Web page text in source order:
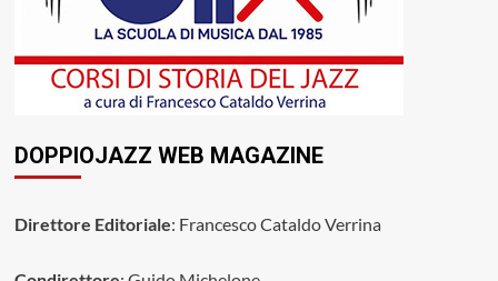
DOPPIOJAZZ WEB MAGAZINE
Direttore Editoriale: Francesco Cataldo Verrina